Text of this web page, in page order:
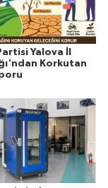
Yalova İl
Korkutan